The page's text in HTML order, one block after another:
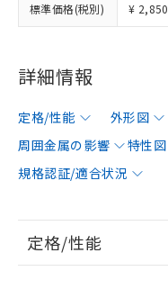
標準価格(税別) ¥ 2,850
詳細情報
定格/性能 外形図
周囲金属の影響
特性図
規格認証/適合状況
定格/性能